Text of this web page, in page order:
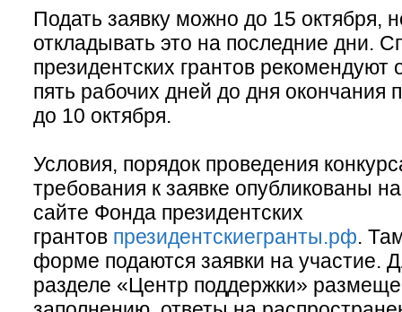
Подать заявку можно до 15 октября,
откладывать это на последние дни.
президентских грантов рекомендуют
пять рабочих дней до дня окончания
до 10 октября.
Условия, порядок проведения
требования к заявке опубликованы
сайте Фонда президентских
грантов президентскиегранты.рф.
форме подаются заявки на участие.
разделе «Центр поддержки»